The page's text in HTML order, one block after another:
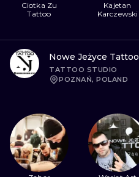
Ciotka Zu
Tattoo
Kajetan
Karczewski
Nowe Jeżyce Tattoo
TATTOO STUDIO
POZNAŃ, POLAND